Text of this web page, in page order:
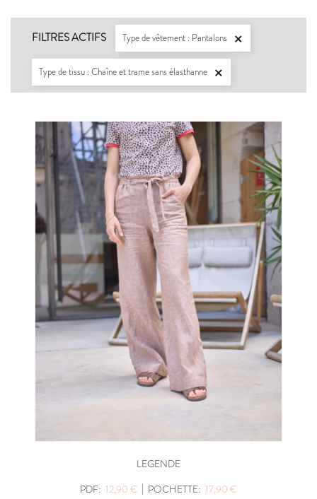
FILTRES ACTIFS Type de vêtement : Pantalons 
Type de tissu : Chaîne et trame sans élasthanne 
LEGENDE
PDF: 12,90 € | POCHETTE: 17,90 €